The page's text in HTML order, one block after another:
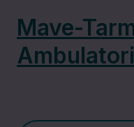
Hæmodialyse
Mave-